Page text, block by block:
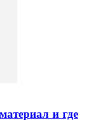
и где